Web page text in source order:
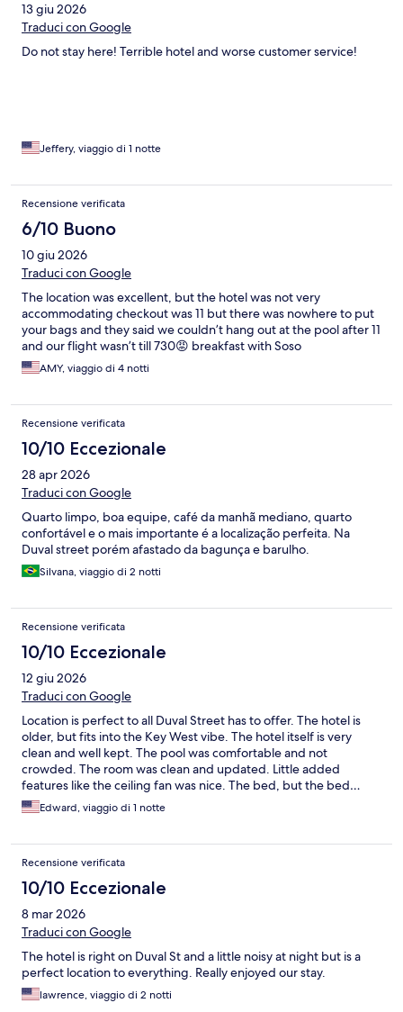
13 giu 2026
Traduci con Google
Do not stay here! Terrible hotel and worse customer service!
Jeffery, viaggio di 1 notte
Recensione verificata
6/10 Buono
10 giu 2026
Traduci con Google
The location was excellent, but the hotel was not very
accommodating checkout was 11 but there was nowhere to put
your bags and they said we couldn’t hang out at the pool after 11
and our flight wasn’t till 730😡 breakfast with Soso
AMY, viaggio di 4 notti
Recensione verificata
10/10 Eccezionale
28 apr 2026
Traduci con Google
Quarto limpo, boa equipe, café da manhã mediano, quarto
confortável e o mais importante é a localização perfeita. Na
Duval street porém afastado da bagunça e barulho.
Silvana, viaggio di 2 notti
Recensione verificata
10/10 Eccezionale
12 giu 2026
Traduci con Google
Location is perfect to all Duval Street has to offer. The hotel is
older, but fits into the Key West vibe. The hotel itself is very
clean and well kept. The pool was comfortable and not
crowded. The room was clean and updated. Little added
features like the ceiling fan was nice. The bed, but the bed…
the bed was so comfortable that even if everything else was
awful I would stay here again just for the comfortable bed.
Edward, viaggio di 1 notte
Recensione verificata
10/10 Eccezionale
8 mar 2026
Traduci con Google
The hotel is right on Duval St and a little noisy at night but is a
perfect location to everything. Really enjoyed our stay.
lawrence, viaggio di 2 notti